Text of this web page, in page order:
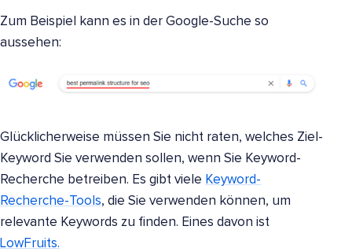
Zum Beispiel kann es in der Google-Suche so
aussehen:
Glücklicherweise müssen Sie nicht raten, welches Ziel-
Keyword Sie verwenden sollen, wenn Sie Keyword-
Recherche betreiben. Es gibt viele Keyword-
Recherche-Tools, die Sie verwenden können, um
relevante Keywords zu finden. Eines davon ist
LowFruits.